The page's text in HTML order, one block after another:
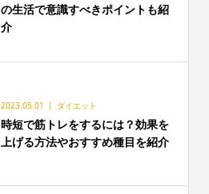
の生活で意識すべきポイントも紹
介
2023.05.01 ダイエット
時短で筋トレをするには？効果を
上げる方法やおすすめ種目を紹介